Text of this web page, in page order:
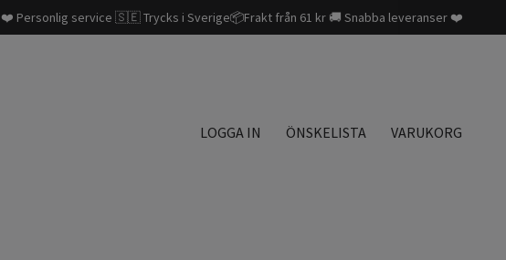
❤️ Personlig service 🇸🇪 Trycks i Sverige📦Frakt från 61 kr 🚚 Snabba leveranser ❤️
LOGGA IN ÖNSKELISTA VARUKORG